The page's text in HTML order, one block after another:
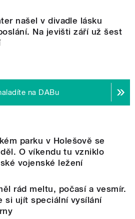
našel v divadle lásku
Na jevišti září už šest
na DABu
parku v Holešově se
O víkendu tu vzniklo
vojenské ležení
rád meltu, počasí a vesmír.
si ujít speciální vysílání